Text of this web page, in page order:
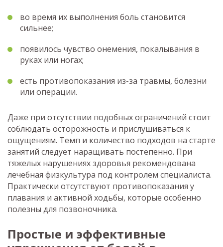
во время их выполнения боль становится
сильнее;
появилось чувство онемения, покалывания в
руках или ногах;
есть противопоказания из-за травмы, болезни
или операции.
Даже при отсутствии подобных ограничений стоит
соблюдать осторожность и прислушиваться к
ощущениям. Темп и количество подходов на старте
занятий следует наращивать постепенно. При
тяжелых нарушениях здоровья рекомендована
лечебная физкультура под контролем специалиста.
Практически отсутствуют противопоказания у
плавания и активной ходьбы, которые особенно
полезны для позвоночника.
Простые и эффективные